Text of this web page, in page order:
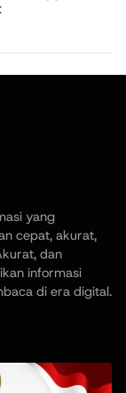
yang
cepat, akurat,
dan
informasi
di era digital.